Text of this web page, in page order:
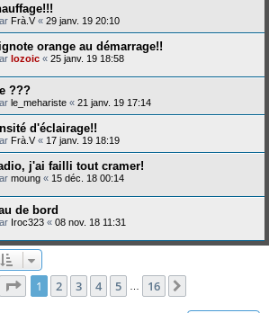
Frà.V« 29 janv. 19 20:10
orange au démarrage!!
lozoic « 25 janv. 19 18:58
???
le_mehariste « 21 janv. 19 17:14
d'éclairage!!
Frà.V« 17 janv. 19 18:19
j'ai failli tout cramer!
moung « 15 déc. 18 00:14
de bord
Iroc323 « 08 nov. 18 11:31
Page 1sur16
1 2 3 4 5 … 16